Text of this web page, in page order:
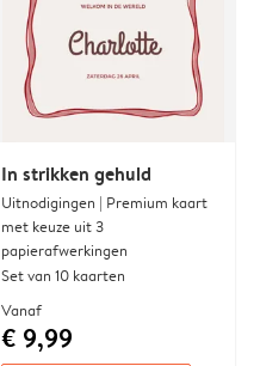
In strikken gehuld
Uitnodigingen | Premium kaart
met keuze uit 3
papierafwerkingen
Set van 10 kaarten
Vanaf
€ 9,99